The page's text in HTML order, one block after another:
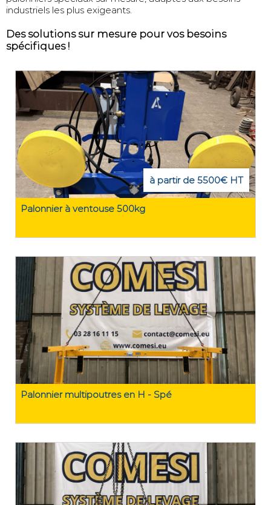
industriels les plus exigeants.
Des solutions sur mesure pour vos besoins
spécifiques !
à partir de 5500€ HT
Palonnier à ventouse 500kg
Palonnier multipoutres en H - Spé